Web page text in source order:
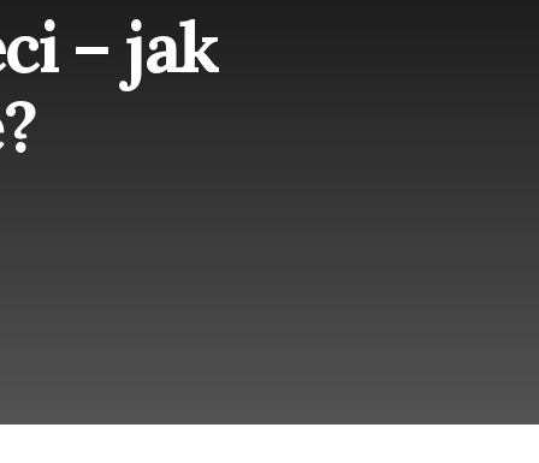
– jak